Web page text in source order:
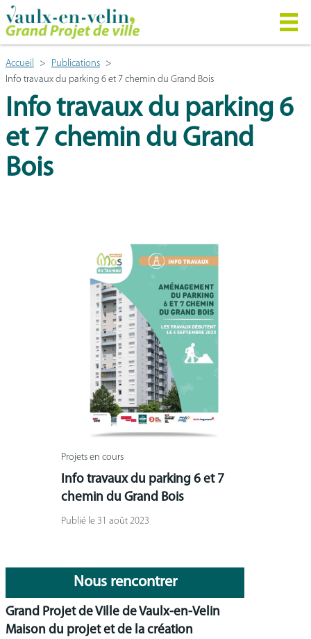
Accueil
Publications
Info travaux du parking 6 et 7 chemin du Grand Bois
Info travaux du parking 6
et 7 chemin du Grand
Bois
Projets en cours
Info travaux du parking 6 et 7
chemin du Grand Bois
Publié le 31 août 2023
Nous rencontrer
Grand Projet de Ville de Vaulx-en-Velin
Maison du projet et de la création